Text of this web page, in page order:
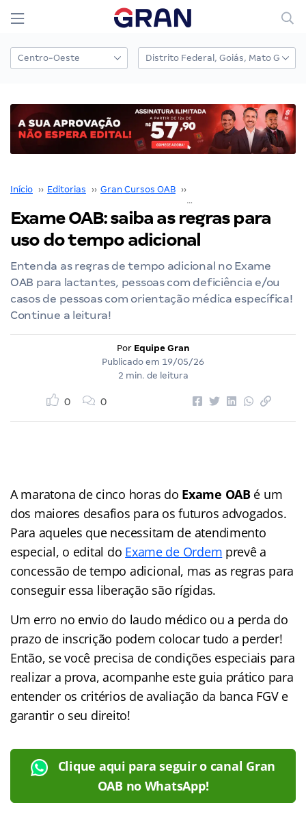
Início ›› Editorias ›› Gran Cursos OAB ››
Exame OAB: saiba as regras para
uso do tempo adicional
Entenda as regras de tempo adicional no Exame
OAB para lactantes, pessoas com deficiência e/ou
casos de pessoas com orientação médica específica!
Continue a leitura!
Por Equipe Gran
Publicado em 19/05/26
2 min. de leitura
0 0
A maratona de cinco horas do Exame OABé um
dos maiores desafios para os futuros advogados.
Para aqueles que necessitam de atendimento
especial, o edital do Exame de Ordem prevê a
concessão de tempo adicional, mas as regras para
conseguir essa liberação são rígidas.
Um erro no envio do laudo médico ou a perda do
prazo de inscrição podem colocar tudo a perder!
Então, se você precisa de condições especiais para
realizar a prova, acompanhe este guia prático para
entender os critérios de avaliação da banca FGV e
garantir o seu direito!
Clique aqui para seguir o canal Gran
OAB no WhatsApp!